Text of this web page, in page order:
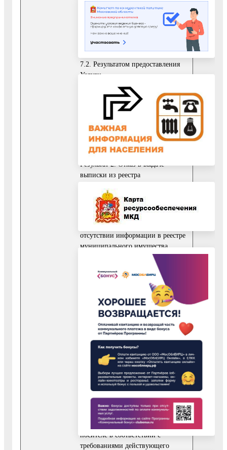
1) за выдачей выписки из реестра
муниципального имущества
Воскресенского муниципального
района Московской области.
7.2. Результатом предоставления
Услуги
является:
Результат 1. Выдача выписки из
реестра муниципального
имущества Воскресенского
муниципального района
Московской области.
Результат 2. Отказ в выдаче
выписки из реестра
Воскресенского муниципального
района Московской области.
Результат 3. Уведомление об
отсутствии информации в реестре
муниципального имущества
Воскресенского муниципального
района Московской области.
7.3. В случае отсутствия
оснований для отказа в
предоставлении Услуги, результат
представляет собой выписку из
реестра муниципального
имущества Воскресенского
муниципального района
Московской области,
оформленную по форме в
соответствии с Приложением 13 к
Регламенту, подписанную
уполномоченным должностным
лицом Уполномоченного органа,
оформляется на бумажном
носителе в соответствии с
требованиями действующего